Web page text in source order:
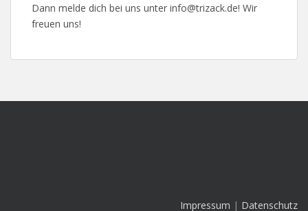
Dann melde dich bei uns unter info@trizack.de! Wir
freuen uns!
Impressum | Datenschutz